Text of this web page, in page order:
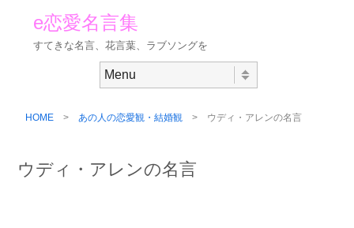
e恋愛名言集
すてきな名言、花言葉、ラブソングを
HOME > あの人の恋愛観・結婚観 > ウディ・アレンの名言
ウディ・アレンの名言